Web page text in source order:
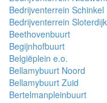
Bedrijventerrein Schinkel
Bedrijventerrein
Beethovenbuurt
Begijnhofbuurt
Belgiëplein e.o.
Bellamybuurt Noord
Bellamybuurt Zuid
Bertelmanpleinbuurt